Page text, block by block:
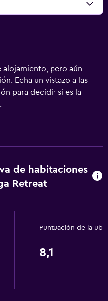
alojamiento, pero aún
Echa un vistazo a las
para decidir si es la
de habitaciones
Retreat
Puntuación de la
8,1